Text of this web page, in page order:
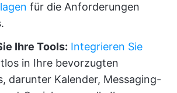
für die Anforderungen
Ihre Tools: Integrieren Sie
in Ihre bevorzugten
darunter Kalender, Messaging-